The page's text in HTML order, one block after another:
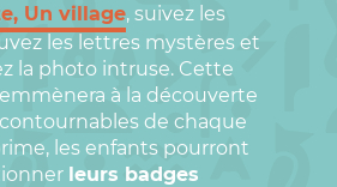
Un village, suivez les
les lettres mystères et
la photo intruse. Cette
à la découverte
de chaque
les enfants pourront
leurs badges